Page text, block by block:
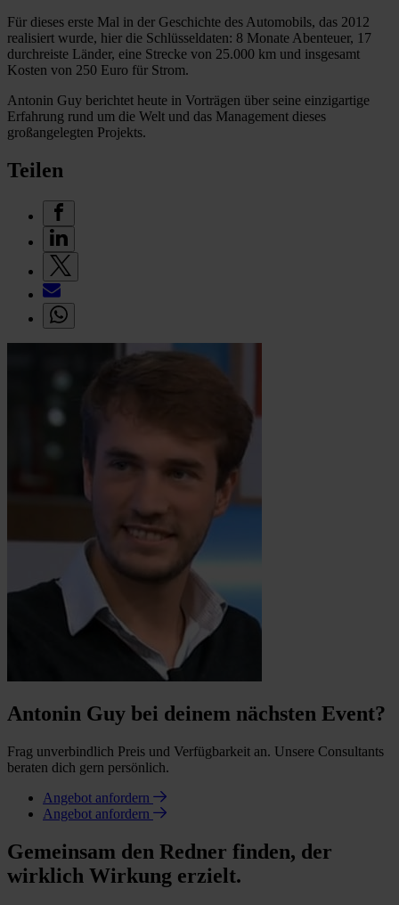
Für dieses erste Mal in der Geschichte des Automobils, das 2012
realisiert wurde, hier die Schlüsseldaten: 8 Monate Abenteuer, 17
durchreiste Länder, eine Strecke von 25.000 km und insgesamt
Kosten von 250 Euro für Strom.
Antonin Guy berichtet heute in Vorträgen über seine einzigartige
Erfahrung rund um die Welt und das Management dieses
großangelegten Projekts.
Teilen
Antonin Guy bei deinem nächsten Event?
Frag unverbindlich Preis und Verfügbarkeit an. Unsere Consultants
beraten dich gern persönlich.
Angebot anfordern
Angebot anfordern
Gemeinsam den Redner finden, der
wirklich Wirkung erzielt.